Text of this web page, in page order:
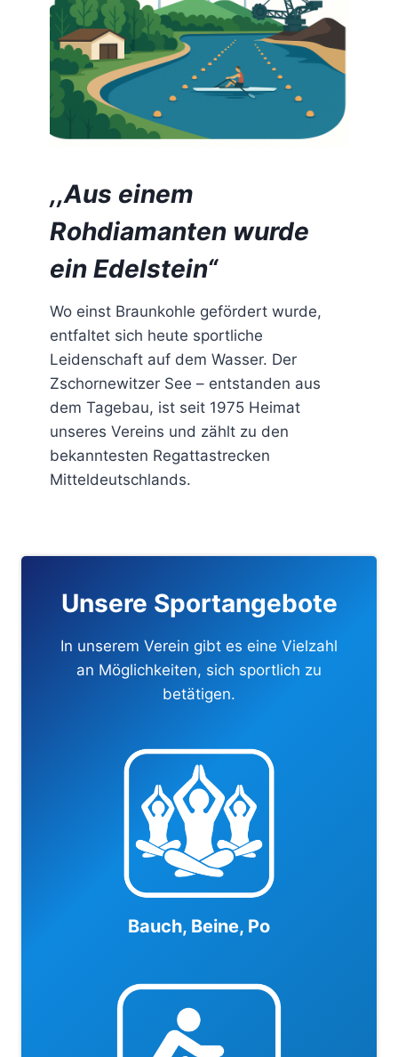
U
N
O
E
N
I
I
E
B
,,Aus einem
Rohdiamanten wurde
ein Edelstein“
Wo einst Braunkohle gefördert wurde,
entfaltet sich heute sportliche
Leidenschaft auf dem Wasser. Der
Zschornewitzer See – entstanden aus
dem Tagebau, ist seit 1975 Heimat
unseres Vereins und zählt zu den
bekanntesten Regattastrecken
Mitteldeutschlands.
Unsere Sportangebote
In unserem Verein gibt es eine Vielzahl
an Möglichkeiten, sich sportlich zu
betätigen.
Bauch, Beine, Po